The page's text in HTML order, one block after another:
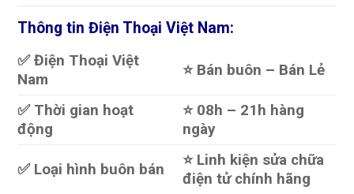
Thông tin Điện Thoại Việt Nam:
✅ Điện Thoại Việt
Nam
⭐️ Bán buôn – Bán Lẻ
✅ Thời gian hoạt
động
⭐️ 08h – 21h hàng
ngày
✅ Loại hình buôn bán
⭐️ Linh kiện sửa chữa
điện tử chính hãng